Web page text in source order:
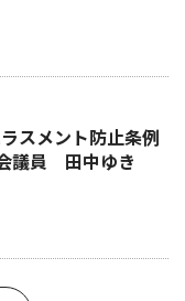
スメント防止条例
議員 田中ゆき